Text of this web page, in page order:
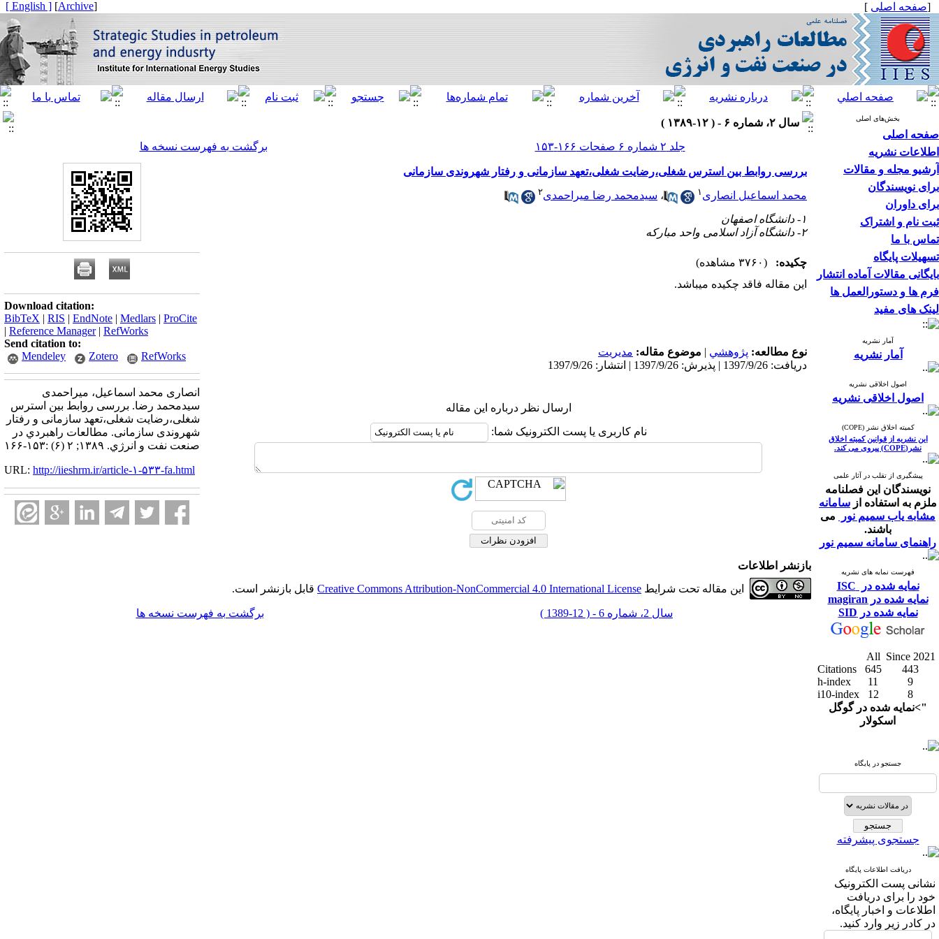
[صفحه اصلی ]
[
Archive
]
[ English ]
بخش‌های اصلی
صفحه اصلی
اطلاعات نشریه
آرشیو مجله و مقالات
برای نویسندگان
برای داوران
ثبت نام و اشتراک
تماس با ما
تسهیلات پایگاه
بایگانی مقالات آماده انتشار
فرم ها و دستورالعمل ها
لینک های مفید
آمار نشریه
آمار نشریه
اصول اخلاقی نشریه
اصول اخلاقی نشریه
کمیته اخلاق نشر (COPE)
این نشریه از قوانین کمیته اخلاق
نشر(COPE) پیروی می کند.
پیشگیری از تقلب در آثار علمی
نویسندگان این فصلنامه
ملزم به استفاده از سامانه
مشابه یاب سمیم نور
می
باشند.
راهنمای سامانه سمیم نور
فهرست نمایه های نشریه
نمایه شده در ISC
نمایه شده در magiran
نمایه شده در SID
All Since 2021
Citations
645
443
h-index
11
9
i10-index
12
8
">نمایه شده در گوگل
اسکولار
جستجو در پایگاه
جستجوی پیشرفته
دریافت اطلاعات پایگاه
نشانی پست الکترونیک
خود را برای دریافت
اطلاعات و اخبار پایگاه،
در کادر زیر وارد کنید.
سال ۲، شماره ۶ - ( ۱۲-۱۳۸۹ )
جلد ۲ شماره ۶ صفحات ۱۶۶-۱۵۳
برگشت به فهرست نسخه ها
بررسی روابط بین استرس شغلی،رضایت شغلی،تعهد سازمانی و رفتار شهروندی سازمانی
محمد اسماعیل انصاری ۱ ، سیدمحمد رضا میراحمدی۲
۱- دانشگاه اصفهان
۲- دانشگاه آزاد اسلامی واحد مبارکه
چکیده:
(۳۷۶۰ مشاهده)
این مقاله فاقد چکیده می​باشد.
نوع مطالعه: پژوهشي | موضوع مقاله: مديريت
دریافت: 1397/9/26 | پذیرش: 1397/9/26 | انتشار: 1397/9/26
ارسال نظر درباره این مقاله
نام کاربری یا پست الکترونیک شما:
Download citation:
BibTeX | RIS | EndNote | Medlars | ProCite
| Reference Manager| RefWorks
Send citation to:
Mendeley
Zotero RefWorks
انصاری محمد اسماعیل، میراحمدی
سیدمحمد رضا. بررسی روابط بین استرس
شغلی،رضایت شغلی،تعهد سازمانی و رفتار
شهروندی سازمانی. مطالعات راهبردي در
صنعت نفت و انرژي. ۱۳۸۹; ۲ (۶) :۱۵۳-۱۶۶
URL: http://iieshrm.ir/article-۱-۵۳۳-fa.html
بازنشر اطلاعات
این مقاله تحت شرایط Creative Commons Attribution-NonCommercial 4.0 International License قابل بازنشر است.
سال 2، شماره 6 - ( 12-1389 ) برگشت به فهرست نسخه ها